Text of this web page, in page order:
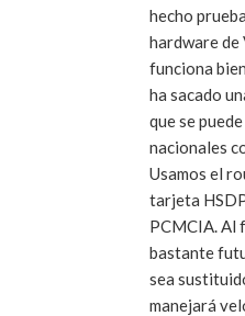
hecho
hardware de
funciona
ha sacado
que se
nacionales
Usamos el
tarjeta
PCMCIA. Al formato le vemos
bastante
sea
manejará